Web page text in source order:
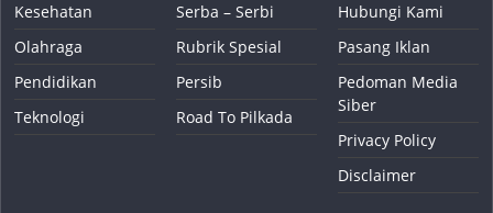
Kesehatan
Olahraga
Pendidikan
Teknologi
Serba – Serbi
Rubrik Spesial
Persib
Road To Pilkada
Hubungi Kami
Pasang Iklan
Pedoman Media
Siber
Privacy Policy
Disclaimer